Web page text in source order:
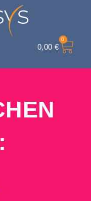
0,00 €
0